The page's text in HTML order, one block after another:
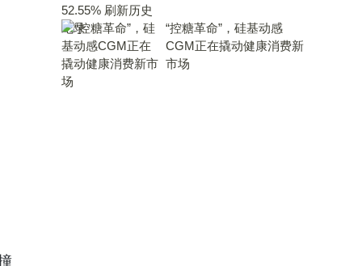
“控糖革命”，硅基动感
CGM正在撬动健康消费新
市场